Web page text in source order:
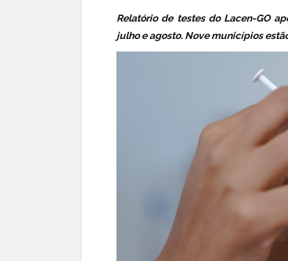
Relatório de testes do Lacen-GO
julho e agosto. Nove municípios